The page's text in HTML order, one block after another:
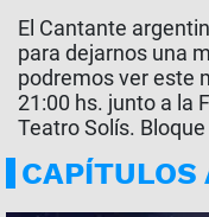
El Cantante
para dejarnos una
podremos ver este
21:00 hs. junto a la
Teatro Solís.
CAPÍTULOS